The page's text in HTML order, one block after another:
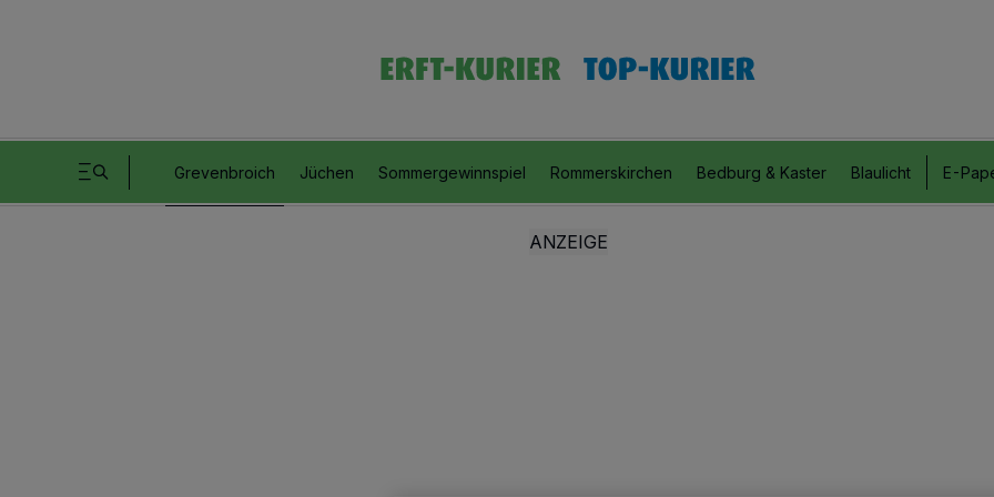
Grevenbroich Jüchen Sommergewinnspiel Rommerskirchen Bedburg & Kaster Blaulicht E-